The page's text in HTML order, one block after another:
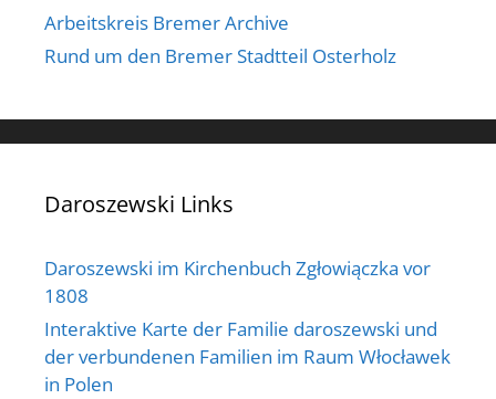
Arbeitskreis Bremer Archive
Rund um den Bremer Stadtteil Osterholz
Daroszewski Links
Daroszewski im Kirchenbuch Zgłowiączka vor
1808
Interaktive Karte der Familie daroszewski und
der verbundenen Familien im Raum Włocławek
in Polen